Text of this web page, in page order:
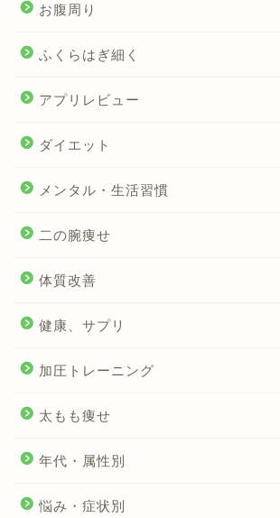
お腹周り
ふくらはぎ細く
アプリレビュー
ダイエット
メンタル・生活習慣
二の腕痩せ
体質改善
健康、サプリ
加圧トレーニング
太もも痩せ
年代・属性別
悩み・症状別